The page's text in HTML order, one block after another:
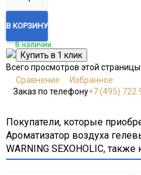
В КОРЗИНУ
В наличии
Всего просмотров этой страницы:
Сравнение
Избранное
Заказ по телефону+7 (495) 722
Покупатели, которые
Ароматизатор воздуха
WARNING SEXOHOLIC, также